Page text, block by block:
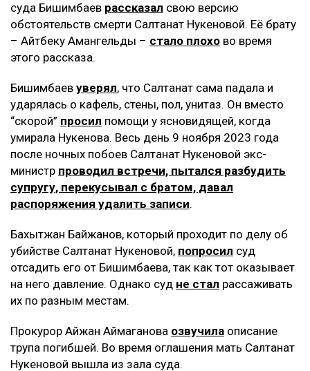
суда Бишимбаев рассказал свою версию
обстоятельств смерти Салтанат Нукеновой. Её брату
– Айтбеку Амангельды – стало плохо во время
этого рассказа.
Бишимбаев уверял, что Салтанат сама падала и
ударялась о кафель, стены, пол, унитаз. Он вместо
“скорой” просил помощи у ясновидящей, когда
умирала Нукенова. Весь день 9 ноября 2023 года
после ночных побоев Салтанат Нукеновой экс-
министр проводил встречи, пытался разбудить
супругу, перекусывал с братом, давал
распоряжения удалить записи.
Бахытжан Байжанов, который проходит по делу об
убийстве Салтанат Нукеновой, попросил суд
отсадить его от Бишимбаева, так как тот оказывает
на него давление. Однако суд не стал рассаживать
их по разным местам.
Прокурор Айжан Аймаганова озвучила описание
трупа погибшей. Во время оглашения мать Салтанат
Нукеновой вышла из зала суда.